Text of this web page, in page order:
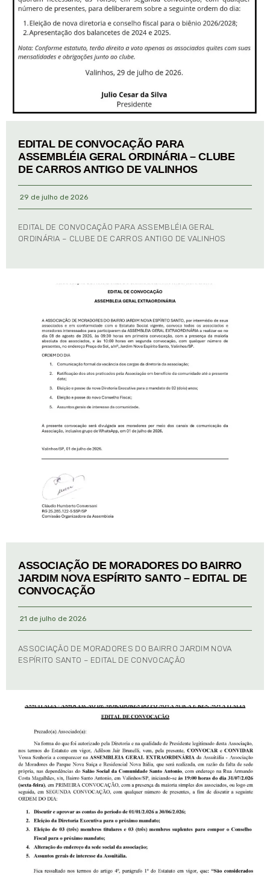
EDITAL DE CONVOCAÇÃO PARA
ASSEMBLÉIA GERAL ORDINÁRIA – CLUBE
DE CARROS ANTIGO DE VALINHOS
29 de julho de 2026
EDITAL DE CONVOCAÇÃO PARA ASSEMBLÉIA GERAL
ORDINÁRIA – CLUBE DE CARROS ANTIGO DE VALINHOS
ASSOCIAÇÃO DE MORADORES DO BAIRRO
JARDIM NOVA ESPÍRITO SANTO – EDITAL DE
CONVOCAÇÃO
21 de julho de 2026
ASSOCIAÇÃO DE MORADORES DO BAIRRO JARDIM NOVA
ESPÍRITO SANTO – EDITAL DE CONVOCAÇÃO